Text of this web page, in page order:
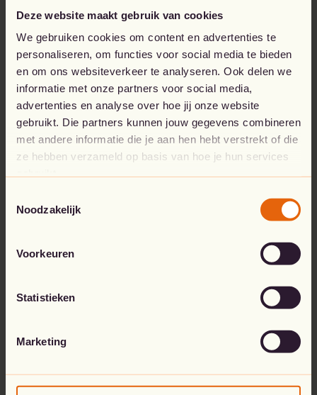
Deze website maakt gebruik van cookies
We gebruiken cookies om content en advertenties te
personaliseren, om functies voor social media te bieden
en om ons websiteverkeer te analyseren. Ook delen we
informatie met onze partners voor social media,
advertenties en analyse over hoe jij onze website
gebruikt. Die partners kunnen jouw gegevens combineren
met andere informatie die je aan hen hebt verstrekt of die
ze hebben verzameld op basis van hoe je hun services
Noodzakelijk
Voorkeuren
Statistieken
Marketing
Whoops!Something went
wrong.
The page you’re looking for doesn't seem to exist.
Go to the home page